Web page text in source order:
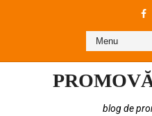
blog de